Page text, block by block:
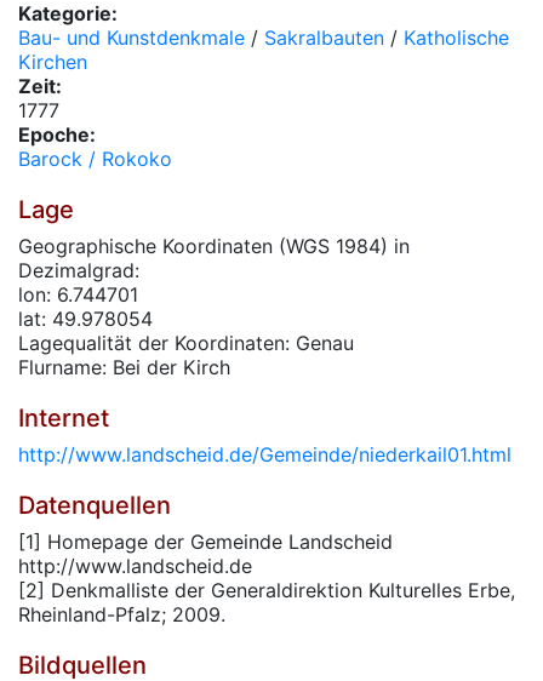
Kategorie:
Bau- und Kunstdenkmale / Sakralbauten / Katholische
Kirchen
Zeit:
1777
Epoche:
Barock / Rokoko
Lage
Geographische Koordinaten (WGS 1984) in
Dezimalgrad:
lon: 6.744701
lat: 49.978054
Lagequalität der Koordinaten: Genau
Flurname: Bei der Kirch
Internet
http://www.landscheid.de/Gemeinde/niederkail01.html
Datenquellen
[1] Homepage der Gemeinde Landscheid
http://www.landscheid.de
[2] Denkmalliste der Generaldirektion Kulturelles Erbe,
Rheinland-Pfalz; 2009.
Bildquellen